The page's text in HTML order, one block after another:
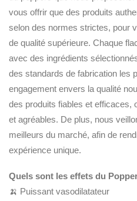
vous offrir que des produits
selon des normes strictes, pour
de qualité supérieure. Chaque
avec des ingrédients
des standards de fabrication les
engagement envers la qualité
des produits fiables et efficaces,
et agréables. De plus, nous
meilleurs du marché, afin de
expérience unique.
Quels sont les effets du
🍌 Puissant vasodilatateur